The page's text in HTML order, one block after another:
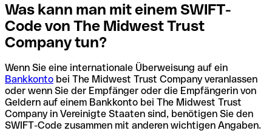
Was kann man mit einem SWIFT-
Code von The Midwest Trust
Company tun?
Wenn Sie eine internationale Überweisung auf ein
Bankkonto bei The Midwest Trust Company veranlassen
oder wenn Sie der Empfänger oder die Empfängerin von
Geldern auf einem Bankkonto bei The Midwest Trust
Company in Vereinigte Staaten sind, benötigen Sie den
SWIFT-Code zusammen mit anderen wichtigen Angaben.